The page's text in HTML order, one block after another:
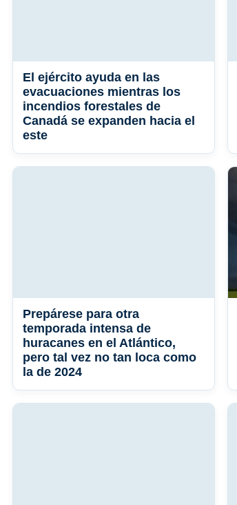
El ejército ayuda en las
evacuaciones mientras los
incendios forestales de
Canadá se expanden hacia el
este
Prepárese para otra
temporada intensa de
huracanes en el Atlántico,
pero tal vez no tan loca como
la de 2024